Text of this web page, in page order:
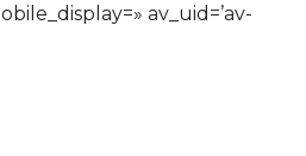
av_uid=’av-